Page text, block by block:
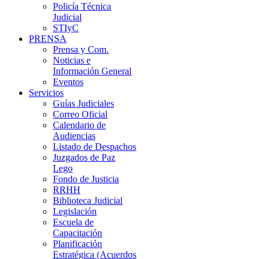
Policía Técnica
Judicial
STIyC
PRENSA
Prensa y Com.
Noticias e
Información General
Eventos
Servicios
Guías Judiciales
Correo Oficial
Calendario de
Audiencias
Listado de Despachos
Juzgados de Paz
Lego
Fondo de Justicia
RRHH
Biblioteca Judicial
Legislación
Escuela de
Capacitación
Planificación
Estratégica (Acuerdos